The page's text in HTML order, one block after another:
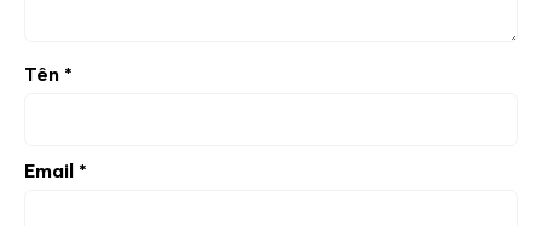
Tên *
Email *